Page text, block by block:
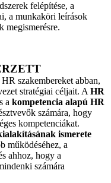
felépítése, a
a munkaköri leírások
megismerésre.
szakembereket abban,
stratégiai céljait. A HR
a kompetencia alapú HR
számára, hogy
kompetenciákat.
ismerete
működéséhez, a
ahhoz, hogy a
számára